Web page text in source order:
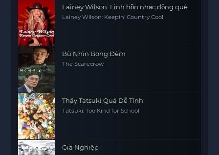
Lainey Wilson: Linh hồn nhạc đồng quê
Lainey Wilson: Keepin' Country Cool
Bù Nhìn Bóng Đêm
The Scarecrow
Thầy Tatsuki Quá Dễ Tính
Tatsuki: Too Kind for School
Gia Nghiệp